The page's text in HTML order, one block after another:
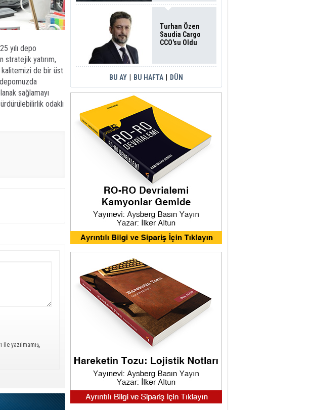
yılı depo
stratejik yatırım,
de bir üst
sağlamayı
odaklı
yazılmamış,
Durumu Ağır
Turhan Özen
Saudia Cargo
CCO'su Oldu
BU AY BU HAFTA DÜN